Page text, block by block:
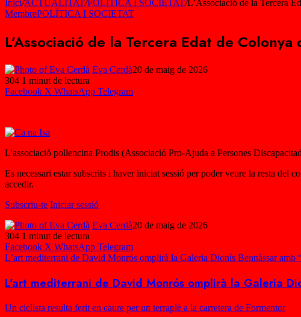
Inici/ACTUALITAT/POLÍTICA I SOCIETAT/L’Associació de la Tercera
MembrePOLÍTICA I SOCIETAT
L’Associació de la Tercera Edat de
Eva Cerdà20 de maig de 2026
304 1 minut de lectura
Facebook X WhatsApp Telegram
L'associació pollencina Prodis (Associació Pro-Ajuda a Persones
Es necessari estar subscrits i haver iniciat sessió per poder veure la resta
accedir.
Subscriu-te Iniciar sessió
Eva Cerdà20 de maig de 2026
304 1 minut de lectura
Facebook X WhatsApp Telegram
L’art mediterrani de David Monrós omplirà la Galeria Dionís Bennàssar amb
L’art mediterrani de David Monrós omplirà la Galeria
Un ciclista resulta ferit en caure per un terraplè a la carretera de Formentor